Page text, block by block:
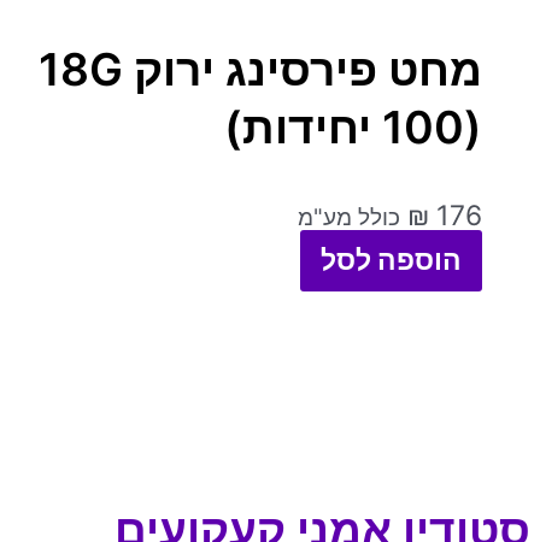
מחט פירסינג ירוק 18G
(100 יחידות)
₪ 176 כולל מע"מ
הוספה לסל
סטודיו אמני קעקועים